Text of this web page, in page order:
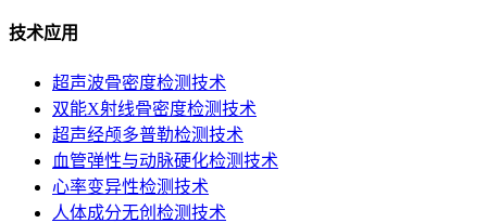
技术应用
超声波骨密度检测技术
双能X射线骨密度检测技术
超声经颅多普勒检测技术
血管弹性与动脉硬化检测技术
心率变异性检测技术
人体成分无创检测技术